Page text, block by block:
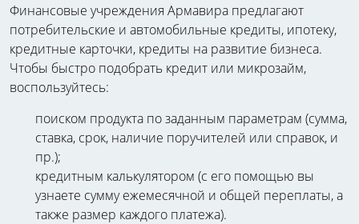
Финансовые учреждения Армавира предлагают
потребительские и автомобильные кредиты, ипотеку,
кредитные карточки, кредиты на развитие бизнеса.
Чтобы быстро подобрать кредит или микрозайм,
воспользуйтесь:
поиском продукта по заданным параметрам (сумма,
ставка, срок, наличие поручителей или справок, и
пр.);
кредитным калькулятором (с его помощью вы
узнаете сумму ежемесячной и общей переплаты, а
также размер каждого платежа).